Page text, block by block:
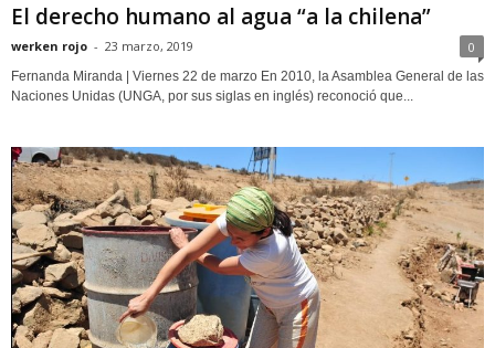
El derecho humano al agua “a la chilena”
werken rojo - 23 marzo, 2019 0
Fernanda Miranda | Viernes 22 de marzo En 2010, la Asamblea General de las
Naciones Unidas (UNGA, por sus siglas en inglés) reconoció que...